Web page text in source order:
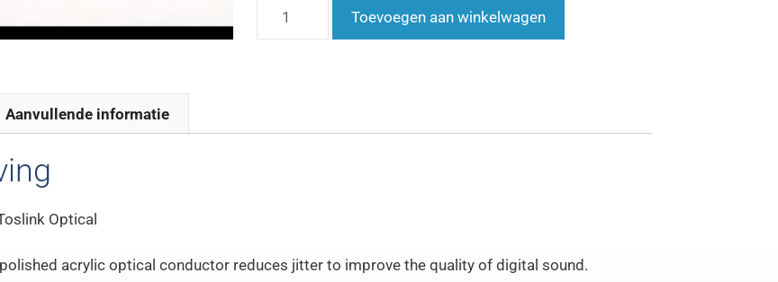
Toevoegen aan winkelwagen
Aanvullende informatie
Optical
acrylic optical conductor reduces jitter to improve the quality of digital sound.